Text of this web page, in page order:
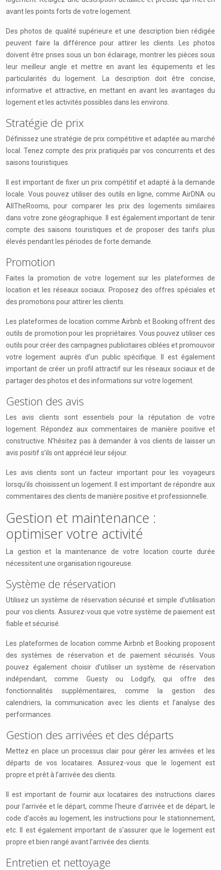
avant les points forts de votre logement.
Des photos de qualité supérieure et une description bien rédigée
peuvent faire la différence pour attirer les clients. Les photos
doivent être prises sous un bon éclairage, montrer les pièces sous
leur meilleur angle et mettre en avant les équipements et les
particularités du logement. La description doit être concise,
informative et attractive, en mettant en avant les avantages du
logement et les activités possibles dans les environs.
Stratégie de prix
Définissez une stratégie de prix compétitive et adaptée au marché
local. Tenez compte des prix pratiqués par vos concurrents et des
saisons touristiques.
Il est important de fixer un prix compétitif et adapté à la demande
locale. Vous pouvez utiliser des outils en ligne, comme AirDNA ou
AllTheRooms, pour comparer les prix des logements similaires
dans votre zone géographique. Il est également important de tenir
compte des saisons touristiques et de proposer des tarifs plus
élevés pendant les périodes de forte demande.
Promotion
Faites la promotion de votre logement sur les plateformes de
location et les réseaux sociaux. Proposez des offres spéciales et
des promotions pour attirer les clients.
Les plateformes de location comme Airbnb et Booking offrent des
outils de promotion pour les propriétaires. Vous pouvez utiliser ces
outils pour créer des campagnes publicitaires ciblées et promouvoir
votre logement auprès d’un public spécifique. Il est également
important de créer un profil attractif sur les réseaux sociaux et de
partager des photos et des informations sur votre logement.
Gestion des avis
Les avis clients sont essentiels pour la réputation de votre
logement. Répondez aux commentaires de manière positive et
constructive. N’hésitez pas à demander à vos clients de laisser un
avis positif s’ils ont apprécié leur séjour.
Les avis clients sont un facteur important pour les voyageurs
lorsqu’ils choisissent un logement. Il est important de répondre aux
commentaires des clients de manière positive et professionnelle.
Gestion et maintenance :
optimiser votre activité
La gestion et la maintenance de votre location courte durée
nécessitent une organisation rigoureuse.
Système de réservation
Utilisez un système de réservation sécurisé et simple d’utilisation
pour vos clients. Assurez-vous que votre système de paiement est
fiable et sécurisé.
Les plateformes de location comme Airbnb et Booking proposent
des systèmes de réservation et de paiement sécurisés. Vous
pouvez également choisir d’utiliser un système de réservation
indépendant, comme Guesty ou Lodgify, qui offre des
fonctionnalités supplémentaires, comme la gestion des
calendriers, la communication avec les clients et l’analyse des
performances.
Gestion des arrivées et des départs
Mettez en place un processus clair pour gérer les arrivées et les
départs de vos locataires. Assurez-vous que le logement est
propre et prêt à l’arrivée des clients.
Il est important de fournir aux locataires des instructions claires
pour l’arrivée et le départ, comme l’heure d’arrivée et de départ, le
code d’accès au logement, les instructions pour le stationnement,
etc. Il est également important de s’assurer que le logement est
propre et bien rangé avant l’arrivée des clients.
Entretien et nettoyage